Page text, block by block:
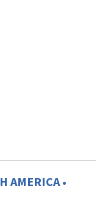
AMERICA •